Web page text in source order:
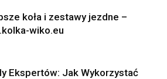
koła i zestawy jezdne –
wiko.eu
Ekspertów: Jak Wykorzystać